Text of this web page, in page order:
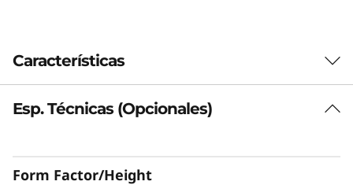
r
M
Características
Potencia de procesamiento de alta
1U y media anchura (nodo) con hasta dos
Esp. Técnicas (Opcionales)
Form Factor/Height